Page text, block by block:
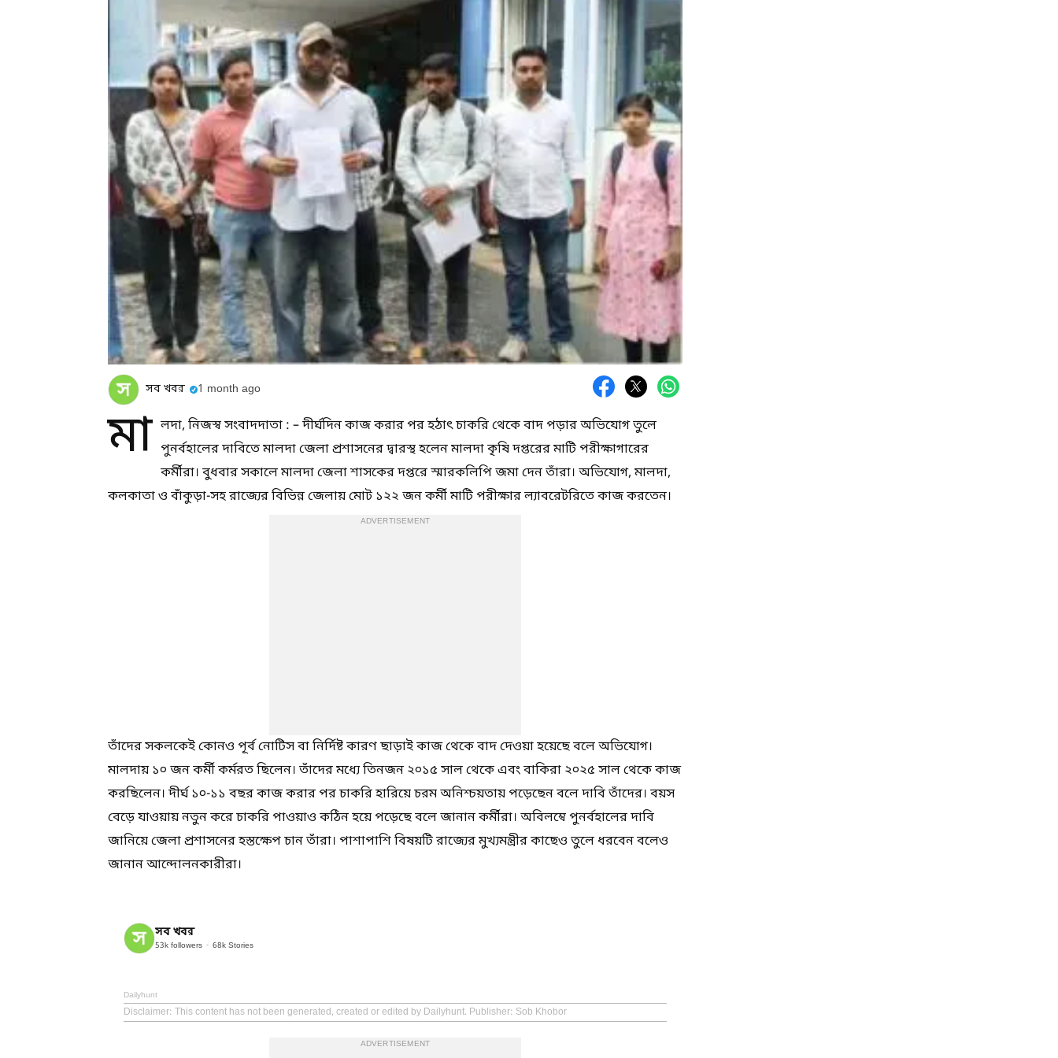
সব খবর 1 month ago
মা লদা, নিজস্ব সংবাদদাতা : – দীর্ঘদিন কাজ করার পর হঠাৎ চাকরি থেকে বাদ পড়ার অভিযোগ তুলে
পুনর্বহালের দাবিতে মালদা জেলা প্রশাসনের দ্বারস্থ হলেন মালদা কৃষি দপ্তরের মাটি পরীক্ষাগারের
কর্মীরা। বুধবার সকালে মালদা জেলা শাসকের দপ্তরে স্মারকলিপি জমা দেন তাঁরা। অভিযোগ, মালদা,
কলকাতা ও বাঁকুড়া-সহ রাজ্যের বিভিন্ন জেলায় মোট ১২২ জন কর্মী মাটি পরীক্ষার ল্যাবরেটরিতে কাজ করতেন।
ADVERTISEMENT
তাঁদের সকলকেই কোনও পূর্ব নোটিস বা নির্দিষ্ট কারণ ছাড়াই কাজ থেকে বাদ দেওয়া হয়েছে বলে অভিযোগ।
মালদায় ১০ জন কর্মী কর্মরত ছিলেন। তাঁদের মধ্যে তিনজন ২০১৫ সাল থেকে এবং বাকিরা ২০২৫ সাল থেকে কাজ
করছিলেন। দীর্ঘ ১০-১১ বছর কাজ করার পর চাকরি হারিয়ে চরম অনিশ্চয়তায় পড়েছেন বলে দাবি তাঁদের। বয়স
বেড়ে যাওয়ায় নতুন করে চাকরি পাওয়াও কঠিন হয়ে পড়েছে বলে জানান কর্মীরা। অবিলম্বে পুনর্বহালের দাবি
জানিয়ে জেলা প্রশাসনের হস্তক্ষেপ চান তাঁরা। পাশাপাশি বিষয়টি রাজ্যের মুখ্যমন্ত্রীর কাছেও তুলে ধরবেন বলেও
জানান আন্দোলনকারীরা।
সব খবর
53k followers 68k Stories
Dailyhunt
Disclaimer: This content has not been generated, created or edited by Dailyhunt. Publisher: Sob Khobor
ADVERTISEMENT